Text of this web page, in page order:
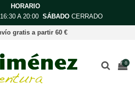
HORARIO
A 20:00 SÁBADOCERRADO
gratis a partir 60 €
0